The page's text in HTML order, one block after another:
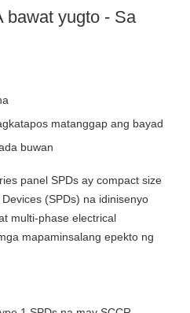
bawat yugto - Sa
matanggap ang bayad
buwan
panel SPDs ay compact size
(SPDs) na idinisenyo
multi-phase electrical
mapaminsalang epekto ng